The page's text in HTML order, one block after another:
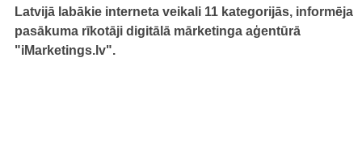
Latvijā labākie interneta veikali 11 kategorijās, informēja
pasākuma rīkotāji digitālā mārketinga aģentūrā
"iMarketings.lv".